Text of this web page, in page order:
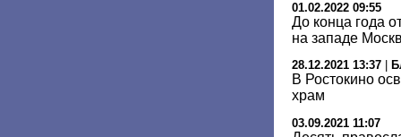
01.02.2022 09:55
До конца года
на западе
28.12.2021 13:37
В Ростокино
храм
03.09.2021 11:07